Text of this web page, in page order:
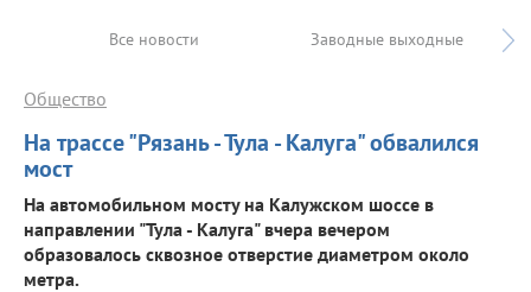
Все новости Заводные выходные
На трассе "Рязань - Тула - Калуга" обвалился
мост
Общество
На автомобильном мосту на Калужском шоссе в
направлении "Тула - Калуга" вчера вечером
образовалось сквозное отверстие диаметром около
метра.